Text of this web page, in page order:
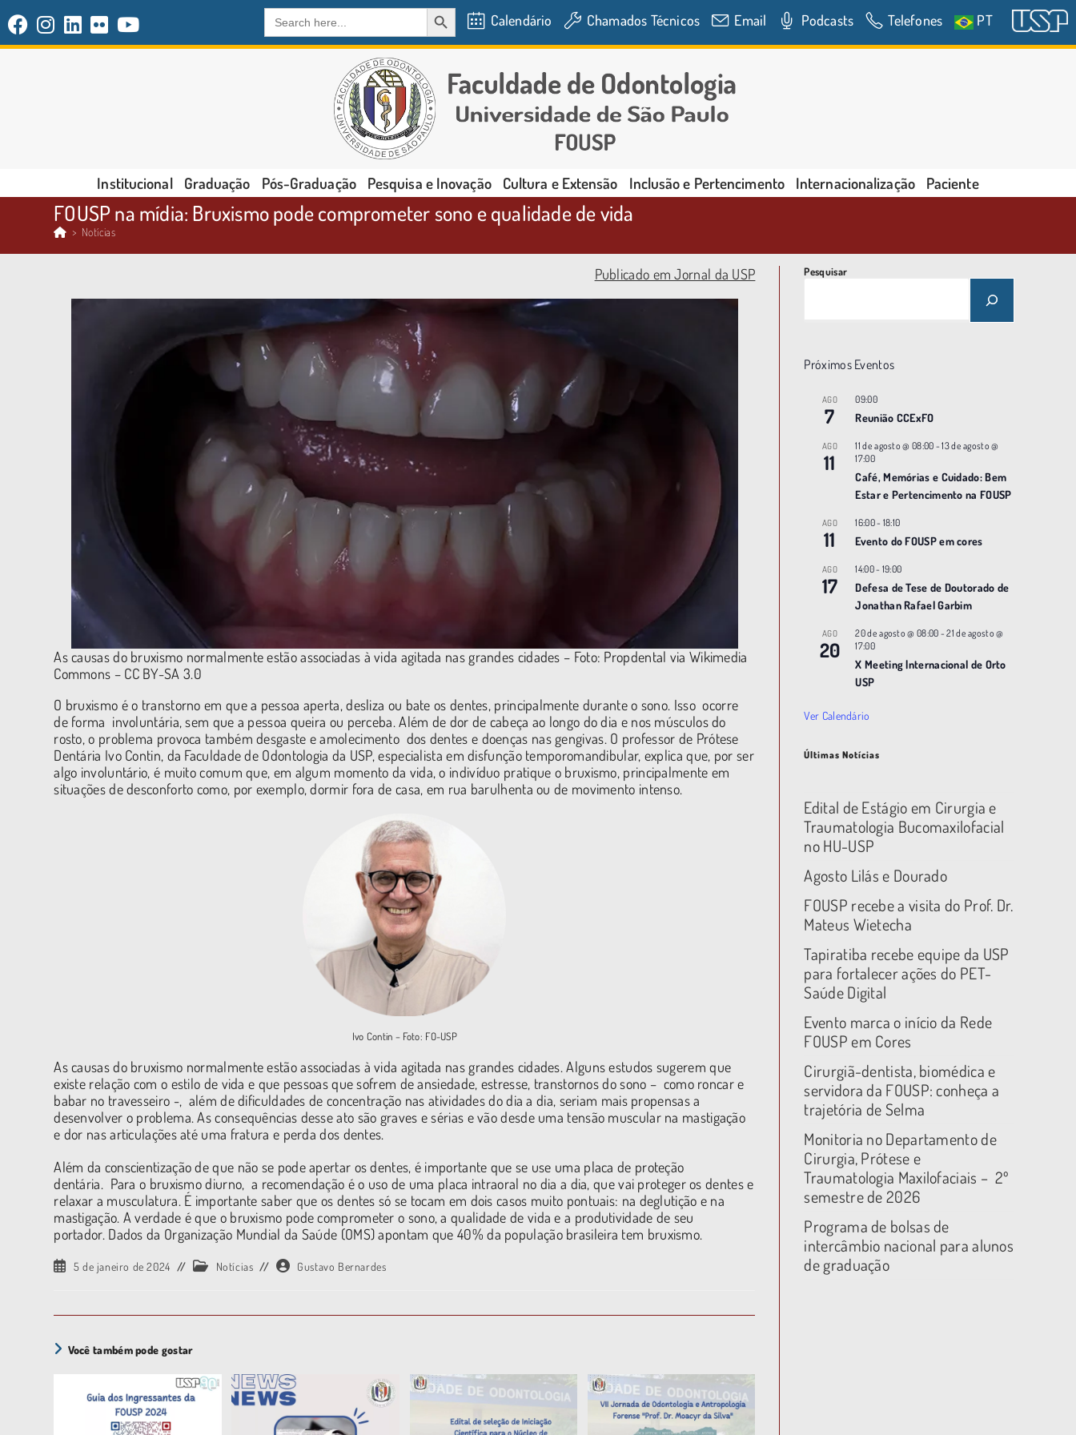
Search
for:
SEARCH BUTTON
Calendário Chamados Técnicos Email Podcasts Telefones PT
Institucional Graduação Pós-Graduação Pesquisa e Inovação Cultura e Extensão Inclusão e Pertencimento Internacionalização Paciente
FOUSP na mídia: Bruxismo pode comprometer sono e qualidade de vida
> Notícias
Publicado em Jornal da USP
As causas do bruxismo normalmente estão associadas à vida agitada nas grandes cidades – Foto: Propdental via Wikimedia
Commons – CC BY-SA 3.0
O bruxismo é o transtorno em que a pessoa aperta, desliza ou bate os dentes, principalmente durante o sono. Isso ocorre
de forma involuntária, sem que a pessoa queira ou perceba. Além de dor de cabeça ao longo do dia e nos músculos do
rosto, o problema provoca também desgaste e amolecimento dos dentes e doenças nas gengivas. O professor de Prótese
Dentária Ivo Contin, da Faculdade de Odontologia da USP, especialista em disfunção temporomandibular, explica que, por ser
algo involuntário, é muito comum que, em algum momento da vida, o indivíduo pratique o bruxismo, principalmente em
situações de desconforto como, por exemplo, dormir fora de casa, em rua barulhenta ou de movimento intenso.
Ivo Contin – Foto: FO-USP
As causas do bruxismo normalmente estão associadas à vida agitada nas grandes cidades. Alguns estudos sugerem que
existe relação com o estilo de vida e que pessoas que sofrem de ansiedade, estresse, transtornos do sono – como roncar e
babar no travesseiro -, além de dificuldades de concentração nas atividades do dia a dia, seriam mais propensas a
desenvolver o problema. As consequências desse ato são graves e sérias e vão desde uma tensão muscular na mastigação
e dor nas articulações até uma fratura e perda dos dentes.
Além da conscientização de que não se pode apertar os dentes, é importante que se use uma placa de proteção
dentária. Para o bruxismo diurno, a recomendação é o uso de uma placa intraoral no dia a dia, que vai proteger os dentes e
relaxar a musculatura. É importante saber que os dentes só se tocam em dois casos muito pontuais: na deglutição e na
mastigação. A verdade é que o bruxismo pode comprometer o sono, a qualidade de vida e a produtividade de seu
portador. Dados da Organização Mundial da Saúde (OMS) apontam que 40% da população brasileira tem bruxismo.
5 de janeiro de 2024 Notícias Gustavo Bernardes
Você também pode gostar
Pesquisar
Próximos Eventos
AGO
7
09:00
Reunião CCExFO
AGO
11
11 de agosto @ 08:00 -13 de agosto @
17:00
Café, Memórias e Cuidado: Bem
Estar e Pertencimento na FOUSP
AGO
11
16:00- 18:10
Evento do FOUSP em cores
AGO
17
14:00- 19:00
Defesa de Tese de Doutorado de
Jonathan Rafael Garbim
AGO
20
20 de agosto @ 08:00 -21 de agosto @
17:00
X Meeting |nternacional de Orto
USP
Ver Calendário
Últimas Notícias
Edital de Estágio em Cirurgia e
Traumatologia Bucomaxilofacial
no HU-USP
Agosto Lilás e Dourado
FOUSP recebe a visita do Prof. Dr.
Mateus Wietecha
Tapiratiba recebe equipe da USP
para fortalecer ações do PET-
Saúde Digital
Evento marca o início da Rede
FOUSP em Cores
Cirurgiã-dentista, biomédica e
servidora da FOUSP: conheça a
trajetória de Selma
Monitoria no Departamento de
Cirurgia, Prótese e
Traumatologia Maxilofaciais – 2º
semestre de 2026
Programa de bolsas de
intercâmbio nacional para alunos
de graduação